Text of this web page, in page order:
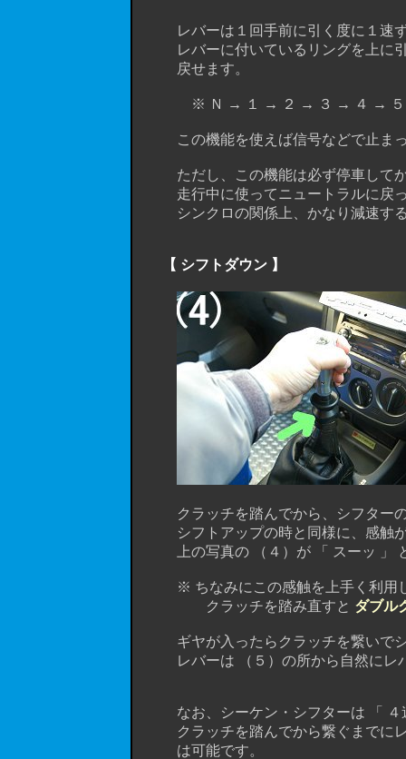
レバーは１回手前に引く度に１速ず
レバーに付いているリングを上に引
戻せます。
※ Ｎ → １ → ２ → ３ → ４ → ５ →
この機能を使えば信号などで止まっ
ただし、この機能は必ず停車してか
走行中に使ってニュートラルに戻っ
シンクロの関係上、かなり減速する
【 シフトダウン 】
クラッチを踏んでから、シフターの
シフトアップの時と同様に、感触が
上の写真の （４）が 「 スーッ 」 と
※ ちなみにこの感触を上手く利用し
クラッチを踏み直すと ダブル
ギヤが入ったらクラッチを繋いでシ
レバーは （５）の所から自然にレバ
なお、シーケン・シフターは 「 ４速
クラッチを踏んでから繋ぐまでにレ
は可能です。